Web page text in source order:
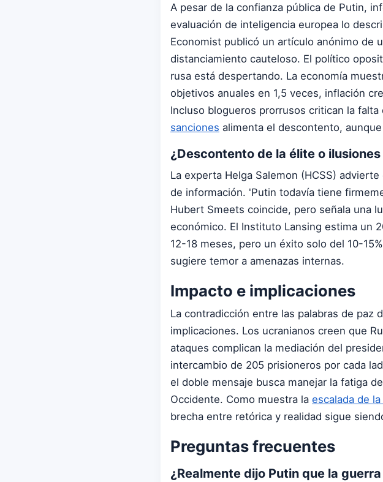
A pesar de la confianza pública de Putin,
evaluación de inteligencia europea lo
Economist publicó un artículo anónimo de
distanciamiento cauteloso. El político
rusa está despertando. La economía
objetivos anuales en 1,5 veces, inflación
Incluso blogueros prorrusos critican la falta
sanciones alimenta el descontento,
¿Descontento de la élite o
La experta Helga Salemon (HCSS)
de información. 'Putin todavía tiene
Hubert Smeets coincide, pero señala una
económico. El Instituto Lansing estima un
12-18 meses, pero un éxito solo del 10-
sugiere temor a amenazas internas.
Impacto e implicaciones
La contradicción entre las palabras de paz
implicaciones. Los ucranianos creen que
ataques complican la mediación del
intercambio de 205 prisioneros por cada
el doble mensaje busca manejar la fatiga
Occidente. Como muestra la escalada de
brecha entre retórica y realidad sigue
Preguntas frecuentes
¿Realmente dijo Putin que la